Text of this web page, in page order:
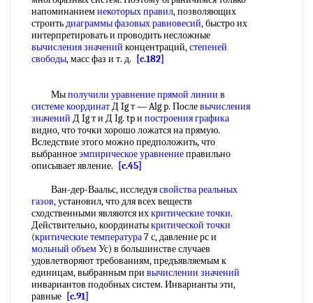
напоминаниемнекоторых правил, позволяющих
строитьдиаграммы фазовых равновесий, быстро их
интерпретировать и проводить несложные
вычисления значений концентраций,степеней
свободы, масс фаз и т. д. [c.182]
Мыполучили уравнениепрямой линии в
системе координатД Ig т — Alg p. Послевычисления
значений Д Ig т и Д Ig. tp и построения графика
видно, что точки хорошо ложатся на прямую.
Вследствие этого можно предположить, что
выбранноеэмпирическое уравнениеправильно
описывает явление.
[c.45]
Ван-дер-Ваальс, исследуясвойства реальных
газов, установил, что для всех веществ
сходственными являются ихкритические точки.
Действительно, координатыкритической точки
(критические температура7 с, давление рс и
мольный объемУс) в большинстве случаев
удовлетворяют требованиям, предъявляемым к
единицам, выбранным при вычислении значений
инвариантов подобных систем. Инварианты эти,
равные [c.91]